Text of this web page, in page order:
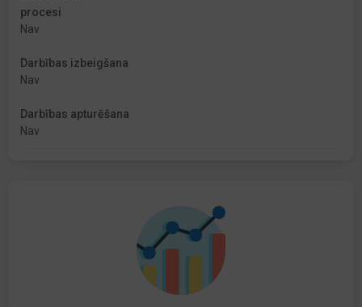
procesi
Nav
Darbības izbeigšana
Nav
Darbības apturēšana
Nav